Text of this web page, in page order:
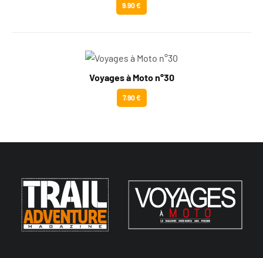
9.90 €
Voyages à Moto n°30
7.90 €